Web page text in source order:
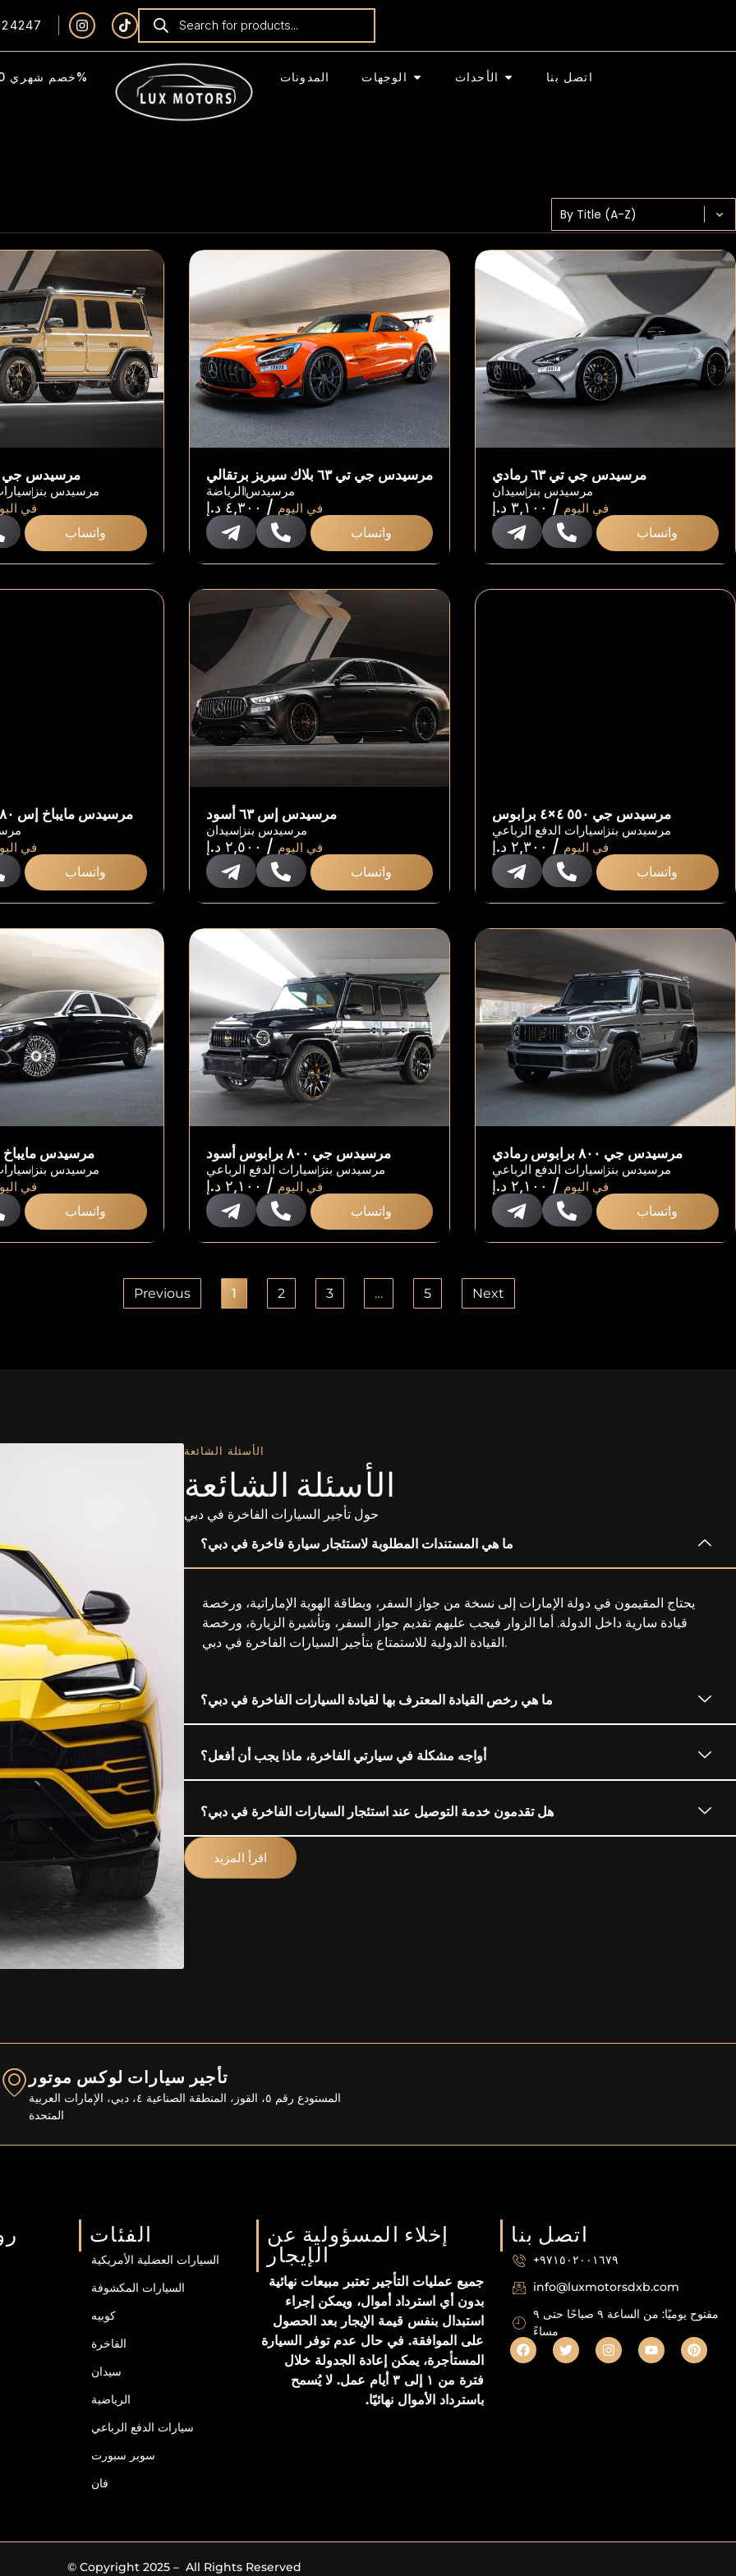
خصم شهري 40% المدونات الوجهات الأحداث اتصل بنا
SORT BY
Sort content
مرسيدس جي ٨٠٠ مانسوري
مرسيدس بنز
في
واتساب
مرسيدس جي تي ٦٣ بلاك سيريز برتقالي
الرياضةمرسيدس
٤,٣٠٠ د.إ / في اليوم
واتساب
مرسيدس جي تي ٦٣ رمادي
سيدانمرسيدس بنز
٣,١٠٠ د.إ / في اليوم
واتساب
مرسيدس مايباخ إس ٦٨٠ طويلة أبيض
في
واتساب
مرسيدس إس ٦٣ أسود
سيدانمرسيدس بنز
٢,٥٠٠ د.إ / في اليوم
واتساب
مرسيدس جي ٥٥٠ ٤×٤ برابوس
سيارات الدفع الرباعيمرسيدس بنز
٢,٣٠٠ د.إ / في اليوم
واتساب
مرسيدس مايباخ إس
مرسيدس بنز
في
واتساب
مرسيدس جي ٨٠٠ برابوس أسود
سيارات الدفع الرباعيمرسيدس بنز
٢,١٠٠ د.إ / في اليوم
واتساب
مرسيدس جي ٨٠٠ برابوس رمادي
سيارات الدفع الرباعيمرسيدس بنز
٢,١٠٠ د.إ / في اليوم
واتساب
Previous 1 2 3 … 5 Next
الأسئلة الشائعة
الأسئلة الشائعة
حول تأجير السيارات الفاخرة في دبي
ما هي المستندات المطلوبة لاستئجار سيارة فاخرة في دبي؟
يحتاج المقيمون في دولة الإمارات إلى نسخة من جواز السفر، وبطاقة الهوية الإماراتية، ورخصة
قيادة سارية داخل الدولة. أما الزوار فيجب عليهم تقديم جواز السفر، وتأشيرة الزيارة، ورخصة
القيادة الدولية للاستمتاع بتأجير السيارات الفاخرة في دبي.
ما هي رخص القيادة المعترف بها لقيادة السيارات الفاخرة في دبي؟
أواجه مشكلة في سيارتي الفاخرة، ماذا يجب أن أفعل؟
هل تقدمون خدمة التوصيل عند استئجار السيارات الفاخرة في دبي؟
اقرأ المزيد
تأجير سيارات لوكس موتور
المستودع رقم ٥، القوز، المنطقة الصناعية ٤، دبي، الإمارات العربية
المتحدة
الفئات
السيارات العضلية الأمريكية
السيارات المكشوفة
كوبيه
الفاخرة
سيدان
الرياضية
سيارات الدفع الرباعي
سوبر سبورت
فان
إخلاء المسؤولية عن
الإيجار
جميع عمليات التأجير تعتبر مبيعات نهائية
بدون أي استرداد أموال، ويمكن إجراء
استبدال بنفس قيمة الإيجار بعد الحصول
على الموافقة. في حال عدم توفر السيارة
المستأجرة، يمكن إعادة الجدولة خلال
فترة من ١ إلى ٣ أيام عمل. لا يُسمح
باسترداد الأموال نهائيًا.
اتصل بنا
+٩٧١٥٠٢٠٠١٦٧٩
info@luxmotorsdxb.com
مفتوح يوميًا: من الساعة ٩ صباحًا حتى ٩
مساءً
© Copyright 2025 – All Rights Reserved